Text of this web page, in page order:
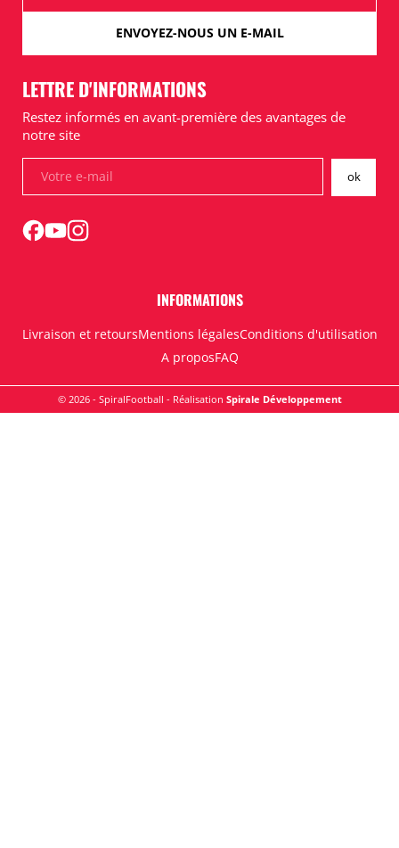
ENVOYEZ-NOUS UN E-MAIL
INFORMATIONS
Livraison et retoursMentions légalesConditions d'utilisation
A proposFAQ
LETTRE D'INFORMATIONS
Restez informés en avant-première des avantages de
notre site
© 2026 - SpiralFootball - Réalisation Spirale Développement